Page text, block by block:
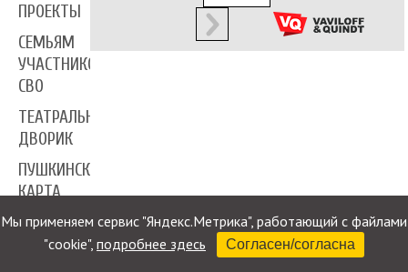
ПРОЕКТЫ
СЕМЬЯМ
УЧАСТНИКОВ
СВО
ТЕАТРАЛЬНЫЙ
ДВОРИК
ПУШКИНСКАЯ
КАРТА
ПРЕССА
КОНТАКТЫ
Мы применяем сервис "Яндекс.Метрика", работающий с файлами
"cookie", подробнее здесь Согласен/согласна